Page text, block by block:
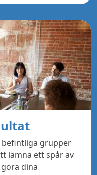
befintliga grupper
lämna ett spår av
dina